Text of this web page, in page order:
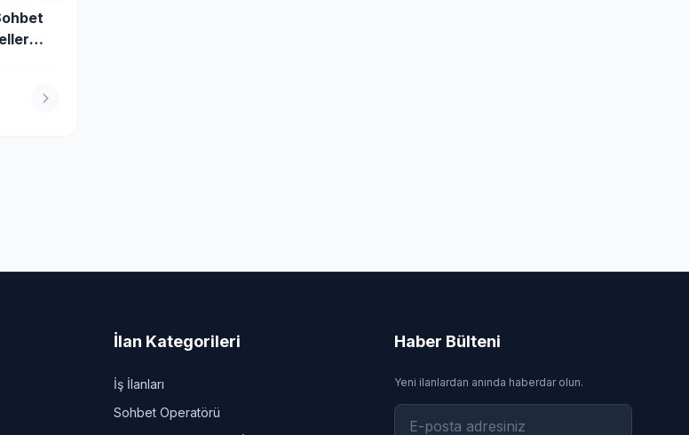
İlan Kategorileri
İş İlanları
Sohbet Operatörü
Haber Bülteni
Yeni ilanlardan anında haberdar olun.